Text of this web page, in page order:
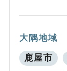
大隅地域
鹿屋市